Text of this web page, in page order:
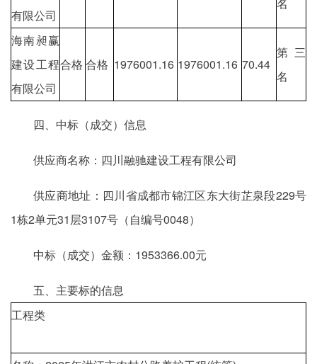
有限公司
海南昶赢
建设工程
有限公司
合格 合格 1976001.16 1976001.16 70.44
第三
名
四、中标（成交）信息
供应商名称：四川融驰建设工程有限公司
供应商地址：四川省成都市锦江区东大街芷泉段229号
1栋2单元31层3107号（自编号0048）
中标（成交）金额：1953366.00元
五、主要标的信息
工程类